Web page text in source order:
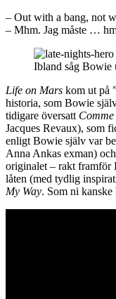
– Out with a bang, not
– Mhm. Jag måste …
Ibland såg Bowie
Life on Mars kom ut på
historia, som Bowie
tidigare översatt
Jacques Revaux), som
enligt Bowie själv var
Anna Ankas exman)
originalet – rakt framför
låten (med tydlig
My Way. Som ni